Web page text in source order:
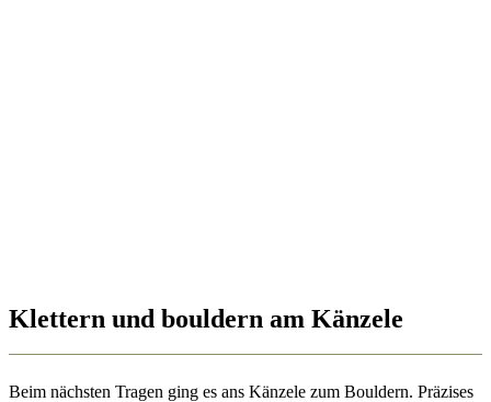
Klettern und bouldern am Känzele
Beim nächsten Tragen ging es ans Känzele zum Bouldern. Präzises